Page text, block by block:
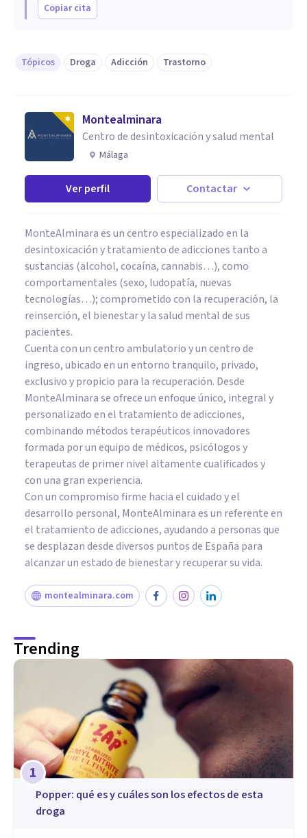
Copiar cita
Tópicos Droga Adicción Trastorno
Montealminara
Centro de desintoxicación y salud mental
Málaga
Ver perfil Contactar
MonteAlminara es un centro especializado en la
desintoxicación y tratamiento de adicciones tanto a
sustancias (alcohol, cocaína, cannabis…), como
comportamentales (sexo, ludopatía, nuevas
tecnologías…); comprometido con la recuperación, la
reinserción, el bienestar y la salud mental de sus
pacientes.
Cuenta con un centro ambulatorio y un centro de
ingreso, ubicado en un entorno tranquilo, privado,
exclusivo y propicio para la recuperación. Desde
MonteAlminara se ofrece un enfoque único, integral y
personalizado en el tratamiento de adicciones,
combinando métodos terapéuticos innovadores
formada por un equipo de médicos, psicólogos y
terapeutas de primer nivel altamente cualificados y
con una gran experiencia.
Con un compromiso firme hacia el cuidado y el
desarrollo personal, MonteAlminara es un referente en
el tratamiento de adicciones, ayudando a personas que
se desplazan desde diversos puntos de España para
alcanzar un estado de bienestar y recuperar su vida.
montealminara.com
Trending
1
Popper: qué es y cuáles son los efectos de esta
droga